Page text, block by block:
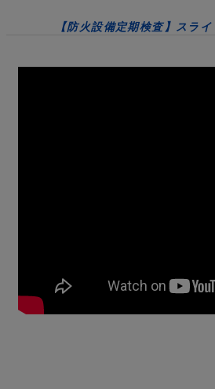
【防火設備定期検査】スラ